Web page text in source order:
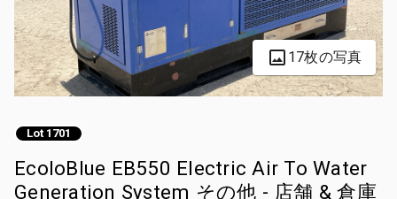
17枚の写真
Lot 1701
EcoloBlue EB550 Electric Air To Water
Generation System その他 - 店舗 & 倉庫